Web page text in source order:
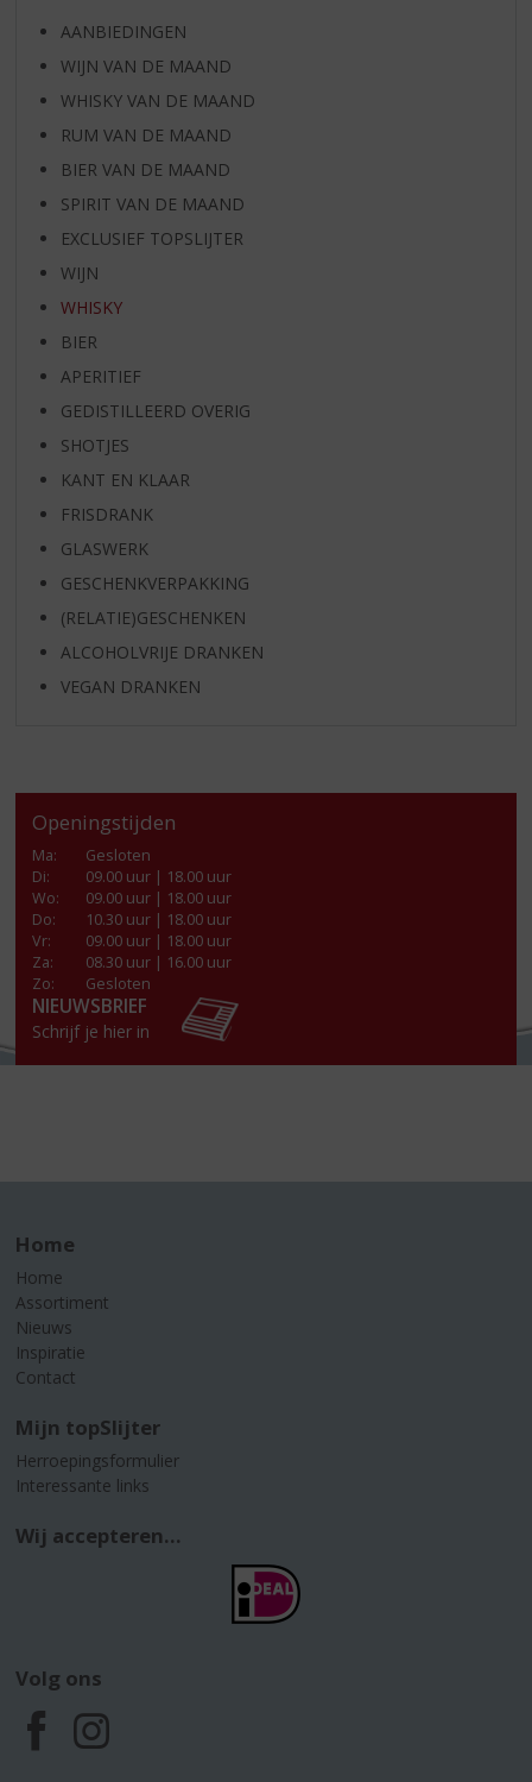
AANBIEDINGEN
WIJN VAN DE MAAND
WHISKY VAN DE MAAND
RUM VAN DE MAAND
BIER VAN DE MAAND
SPIRIT VAN DE MAAND
EXCLUSIEF TOPSLIJTER
WIJN
WHISKY
BIER
APERITIEF
GEDISTILLEERD OVERIG
SHOTJES
KANT EN KLAAR
FRISDRANK
GLASWERK
GESCHENKVERPAKKING
(RELATIE)GESCHENKEN
ALCOHOLVRIJE DRANKEN
VEGAN DRANKEN
Openingstijden
Ma:
Gesloten
Di:
09.00 uur | 18.00 uur
Wo:
09.00 uur | 18.00 uur
Do:
10.30 uur | 18.00 uur
Vr:
09.00 uur | 18.00 uur
Za:
08.30 uur | 16.00 uur
Zo:
Gesloten
NIEUWSBRIEF
Schrijf je hier in
Home
Home
Assortiment
Nieuws
Inspiratie
Contact
Mijn topSlijter
Herroepingsformulier
Interessante links
Wij accepteren...
Volg ons
F
I